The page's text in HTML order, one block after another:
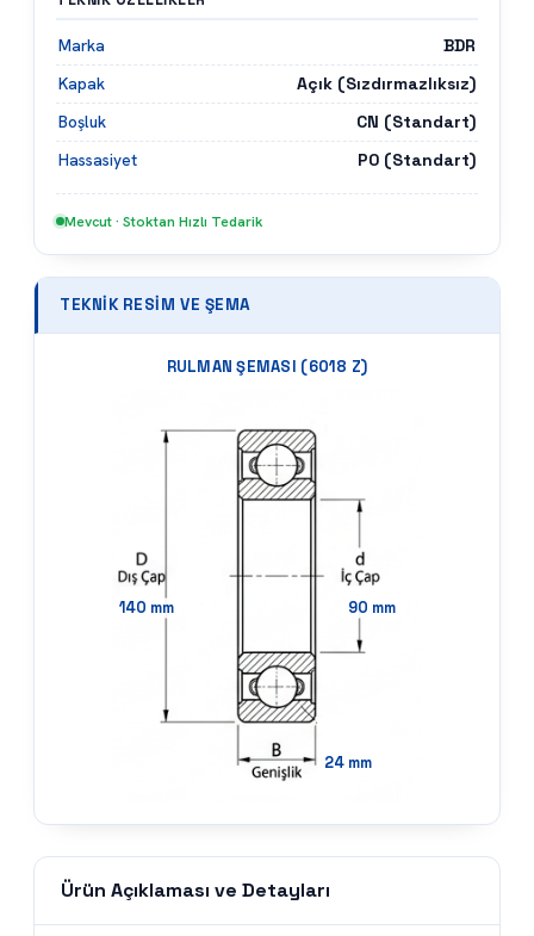
Marka
BDR
Kapak
Açık (Sızdırmazlıksız)
Boşluk
CN (Standart)
Hassasiyet
P0 (Standart)
Mevcut · Stoktan Hızlı Tedarik
TEKNIK RESIM VE ŞEMA
RULMAN ŞEMASI (6018 Z)
140 mm 90 mm
24mm
Ürün Açıklaması ve Detayları